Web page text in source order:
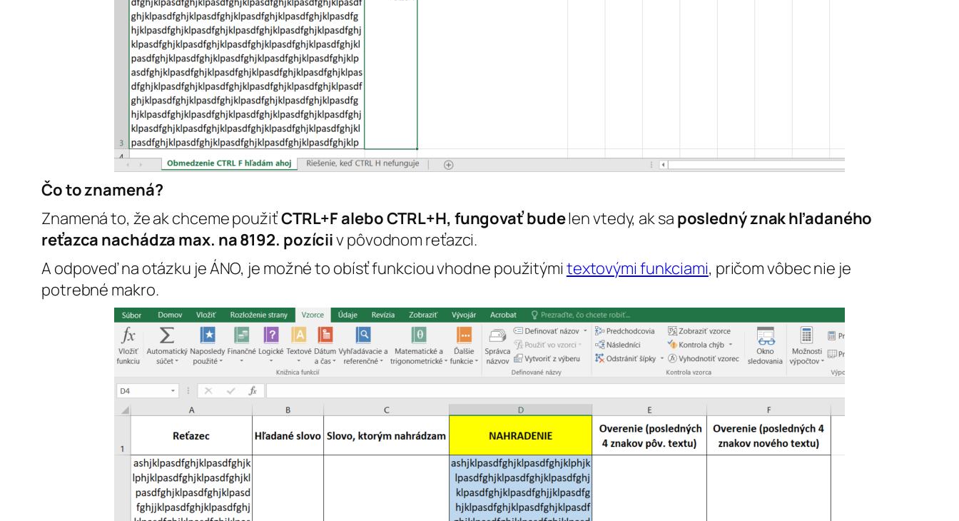
Čo to znamená?
Znamená to, že ak chceme použiťCTRL+F alebo CTRL+H, fungovať budelen vtedy, ak sa posledný znak hľadaného
reťazca nachádza max. na 8192. pozíciiv pôvodnom reťazci.
A odpoveď na otázku je ÁNO, je možné to obísť funkciou vhodne použitými textovými funkciami, pričom vôbec nie je
potrebné makro.